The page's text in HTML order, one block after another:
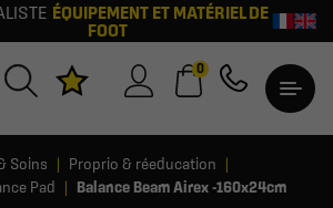
ÉQUIPEMENT ET MATÉRIEL DE
FOOT
0
Soins
Proprio & réeducation
Pad Balance Beam Airex -160x24cm